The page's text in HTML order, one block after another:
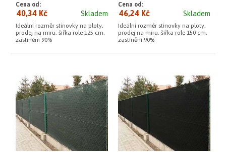
Skladem
Cena od:
40,34 Kč
Ideální rozměr stínovky na ploty,
prodej na míru, šířka role 125 cm,
zastínění 90%
Skladem
Cena od:
46,24 Kč
Ideální rozměr stínovky na ploty,
prodej na míru, šířka role 150 cm,
zastínění 90%